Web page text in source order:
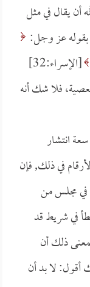
أن يقال في مثل
بقوله عز وجل:
[الإسراء:32]
فلا شك أنه
انتشار
في ذلك, فإن
في مجلس من
في شريط قد
ذلك أن
لا بد أن